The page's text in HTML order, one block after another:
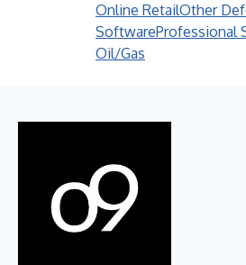
Online RetailOther
SoftwareProfessional
Oil/Gas